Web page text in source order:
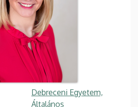
Debreceni Egyetem,
Általános